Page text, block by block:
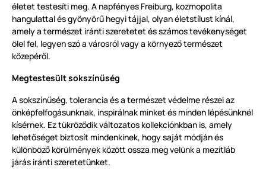
életet testesíti meg. A napfényes Freiburg, kozmopolita
hangulattal és gyönyörű hegyi tájjal, olyan életstílust kínál,
amely a természet iránti szeretetet és számos tevékenységet
ölel fel, legyen szó a városról vagy a környező természet
közepéről.
Megtestesült sokszínűség
A sokszínűség, tolerancia és a természet védelme részei az
önképfelfogásunknak, inspirálnak minket és minden lépésünknél
kísérnek. Ez tükröződik változatos kollekciónkban is, amely
lehetőséget biztosít mindenkinek, hogy saját módján és
különböző körülmények között ossza meg velünk a mezítláb
járás iránti szeretetünket.